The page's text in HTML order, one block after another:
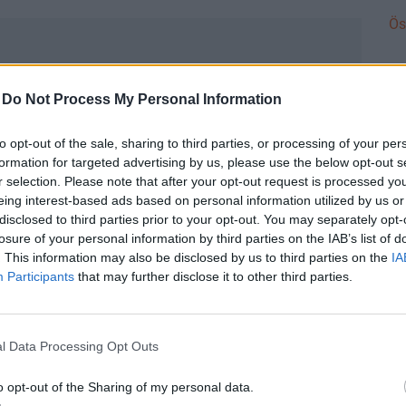
Do Not Process My Personal Information
opt-out of the sale, sharing to third parties, or processing of your
for targeted advertising by us, please use the below opt-out
selection. Please note that after your opt-out request is processed
interest-based ads based on personal information utilized by us
to third parties prior to your opt-out. You may separately
of your personal information by third parties on the IAB’s list of
This information may also be disclosed by us to third parties on the
Participants that may further disclose it to other third parties.
Data Processing Opt Outs
opt-out of the Sharing of my personal data.
kiszáradó patakok és folytatódó energia- és
az önkéntes fogyasztáscsökkentésre
elnök, közel 900 milliárdos program indul
kapcsolatos terveit?
program azon megállapításával, hogy
rendszer, az egyes térségekre jellemző
és a kiszámíthatatlan bérezés miatt. Emellett
év közöttieknél 30%, míg a lengyeleknél